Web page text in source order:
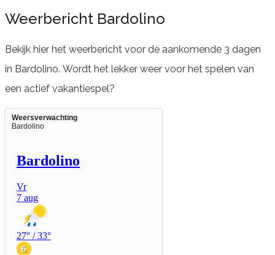
Weerbericht Bardolino
Bekijk hier het weerbericht voor de aankomende 3 dagen
in Bardolino. Wordt het lekker weer voor het spelen van
een actief vakantiespel?
Weersverwachting
Bardolino